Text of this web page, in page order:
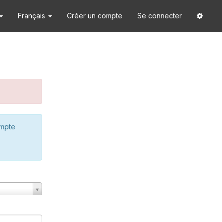
Français Créer un compte Se connecter